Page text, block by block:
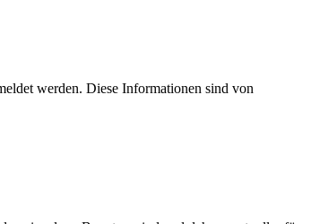
werden. Diese Informationen sind von